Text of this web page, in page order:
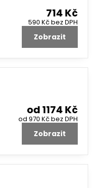
714 Kč
590 Kčbez DPH
Zobrazit
od 1174 Kč
od 970 Kčbez DPH
Zobrazit